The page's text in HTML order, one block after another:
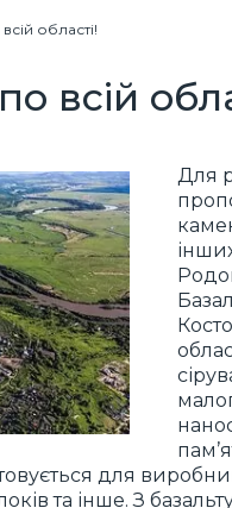
області!
всій
Для
для
та інше. З